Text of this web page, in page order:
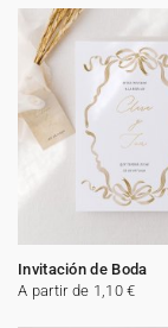
Invitación de Boda
A partir de 1,10 €